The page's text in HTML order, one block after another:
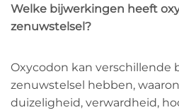
Welke bijwerkingen heeft
zenuwstelsel?
Oxycodon kan verschillende
zenuwstelsel hebben,
duizeligheid, verwardheid,